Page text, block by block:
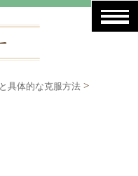
具体的な克服方法 >